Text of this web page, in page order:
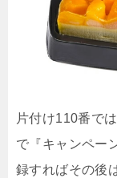
片付け110番で
で『キャンペー
録すればその後